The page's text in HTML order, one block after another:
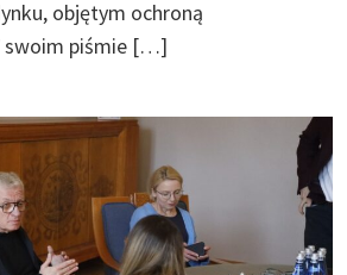
objętym ochroną
swoim piśmie […]